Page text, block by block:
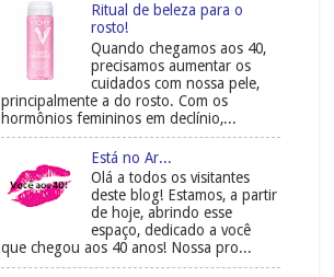
Ritual de beleza para o
rosto!
Quando chegamos aos 40,
precisamos aumentar os
cuidados com nossa pele,
principalmente a do rosto. Com os
hormônios femininos em declínio,...
Está no Ar...
Olá a todos os visitantes
deste blog! Estamos, a partir
de hoje, abrindo esse
espaço, dedicado a você
que chegou aos 40 anos! Nossa pro...